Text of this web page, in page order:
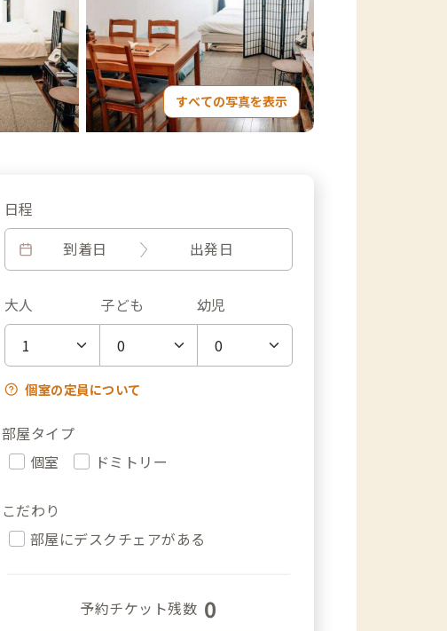
すべての写真を表示
日程
到着日
出発日
大人 子ども 幼児
個室の定員について
部屋タイプ
個室
ドミトリー
こだわり
部屋にデスクチェアがある
予約チケット残数 0